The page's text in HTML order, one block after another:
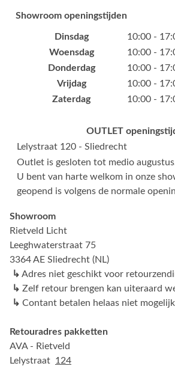
Showroom openingstijden
Dinsdag
10:00 -
Woensdag
10:00 -
Donderdag
10:00 -
Vrijdag
10:00 -
Zaterdag
10:00 -
OUTLET
Lelystraat 120 - Sliedrecht
Outlet is gesloten tot medio
U bent van harte welkom in onze
geopend is volgens de normale
Showroom
Rietveld Licht
Leeghwaterstraat 75
3364 AE Sliedrecht (NL)
↳ Adres niet geschikt voor
↳ Zelf retour brengen kan uiteraard
↳ Contant betalen helaas niet
Retouradres pakketten
AVA - Rietveld
Lelystraat 124